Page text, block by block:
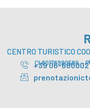
CENTRO TURISTICO
CI 80176990580 –
+39 06-